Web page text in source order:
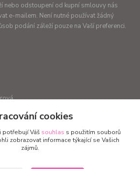
nebo odstoupení od kupní smlouvy nás
e-mailem. Není nutné používat žádný
podání záleží pouze na Vaší preferenci.
cookies
potřebují Váš souhlas s použitím souborů
zobrazovat informace týkající se Vašich
zájmů.